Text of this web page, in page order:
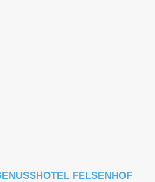
FELSENHOF